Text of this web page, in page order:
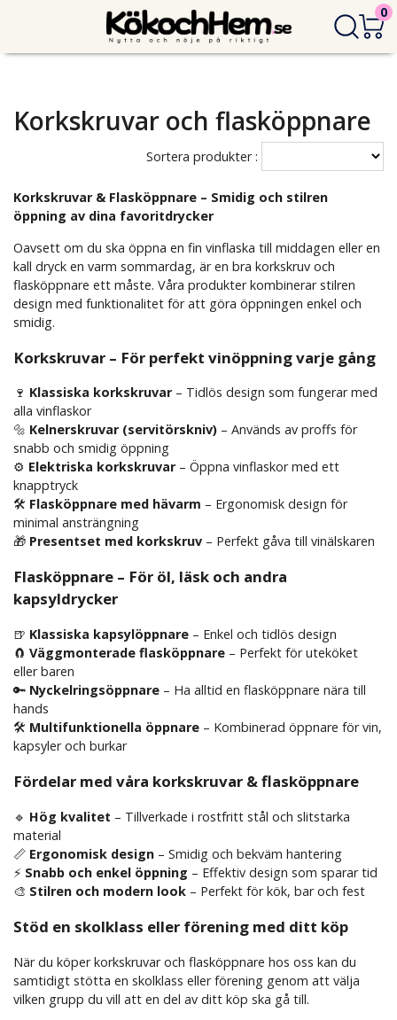
0
Korkskruvar och flasköppnare
Sortera produkter :
Korkskruvar & Flasköppnare – Smidig och stilren
öppning av dina favoritdrycker
Oavsett om du ska öppna en fin vinflaska till middagen eller en
kall dryck en varm sommardag, är en bra korkskruv och
flasköppnare ett måste. Våra produkter kombinerar stilren
design med funktionalitet för att göra öppningen enkel och
smidig.
Korkskruvar – För perfekt vinöppning varje gång
🍷 Klassiska korkskruvar– Tidlös design som fungerar med
alla vinflaskor
🔩 Kelnerskruvar (servitörskniv) – Används av proffs för
snabb och smidig öppning
⚙ Elektriska korkskruvar– Öppna vinflaskor med ett
knapptryck
🛠 Flasköppnare med hävarm – Ergonomisk design för
minimal ansträngning
🎁 Presentset med korkskruv – Perfekt gåva till vinälskaren
Flasköppnare – För öl, läsk och andra
kapsyldrycker
🍺 Klassiska kapsylöppnare – Enkel och tidlös design
🧲 Väggmonterade flasköppnare – Perfekt för uteköket
eller baren
🔑 Nyckelringsöppnare – Ha alltid en flasköppnare nära till
hands
🛠 Multifunktionella öppnare – Kombinerad öppnare för vin,
kapsyler och burkar
Fördelar med våra korkskruvar & flasköppnare
🔹 Hög kvalitet – Tillverkade i rostfritt stål och slitstarka
material
📏 Ergonomisk design – Smidig och bekväm hantering
⚡ Snabb och enkel öppning – Effektiv design som sparar tid
🎨 Stilren och modern look – Perfekt för kök, bar och fest
Stöd en skolklass eller förening med ditt köp
När du köper korkskruvar och flasköppnare hos oss kan du
samtidigt stötta en skolklass eller förening genom att välja
vilken grupp du vill att en del av ditt köp ska gå till.